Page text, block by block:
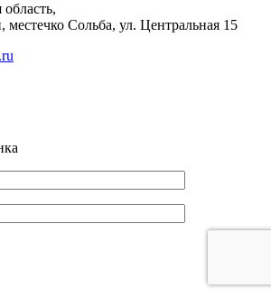
местечко Сольба, ул. Центральная 15